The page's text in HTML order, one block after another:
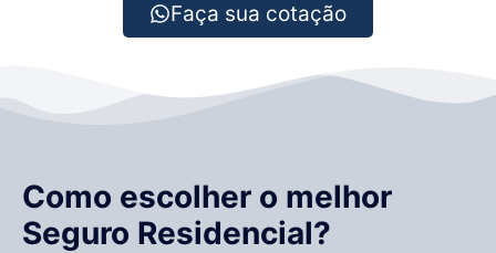
Faça sua cotação
Como escolher o melhor
Seguro Residencial?